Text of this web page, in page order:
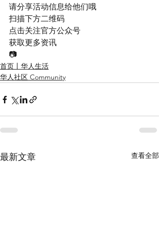
请分享活动信息给他们哦
扫描下方二维码
点击关注官方公众号
获取更多资讯
📷
首页丨华人生活
华人社区 Community
最新文章 查看全部